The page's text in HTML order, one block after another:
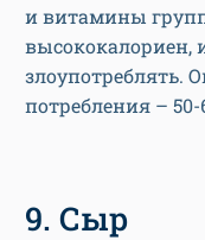
и витамины
высококалориен,
злоупотреблять.
потребления – 50-